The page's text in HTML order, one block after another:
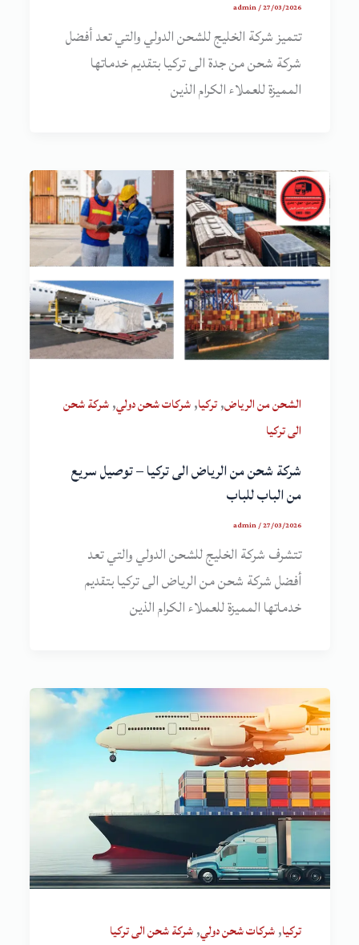
admin/27/03/2026
تتميز شركة الخليج للشحن الدولي والتي تعد أفضل
شركة شحن من جدة الى تركيا بتقديم خدماتها
المميزة للعملاء الكرام الذين
الشحن من الرياض,تركيا,شركات شحن دولي,شركة شحن
الى تركيا
شركة شحن من الرياض الى تركيا – توصيل سريع
من الباب للباب
admin/27/03/2026
تتشرف شركة الخليج للشحن الدولي والتي تعد
أفضل شركة شحن من الرياض الى تركيا بتقديم
خدماتها المميزة للعملاء الكرام الذين
تركيا,شركات شحن دولي,شركة شحن الى تركيا